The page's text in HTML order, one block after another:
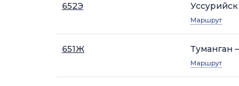
652Э
Маршрут
651Ж Туманган
Маршрут